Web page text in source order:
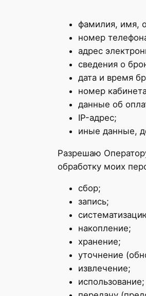
фамилия, имя,
номер
адрес
сведения о
дата и время
номер
данные об
IP-адрес;
иные данные,
Разрешаю
обработку моих
сбор;
запись;
накопление;
хранение;
уточнение
извлечение;
использование;